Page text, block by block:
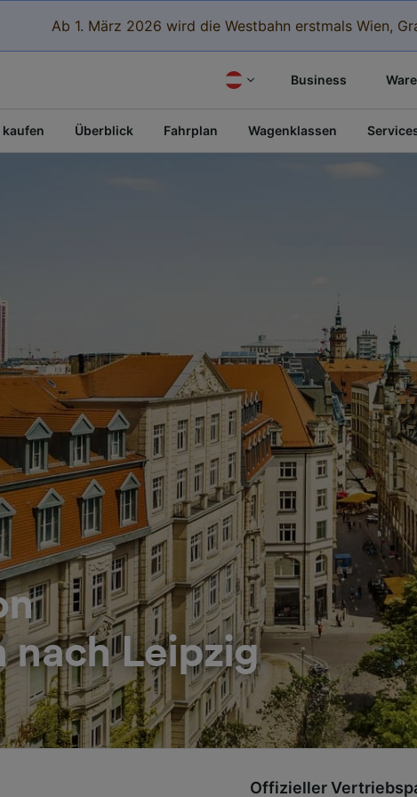
Ab 1. März 2026 wird die Westbahn erstmals Wien,
Business
Überblick Fahrplan Wagenklassen
nach Leipzig
Offizieller